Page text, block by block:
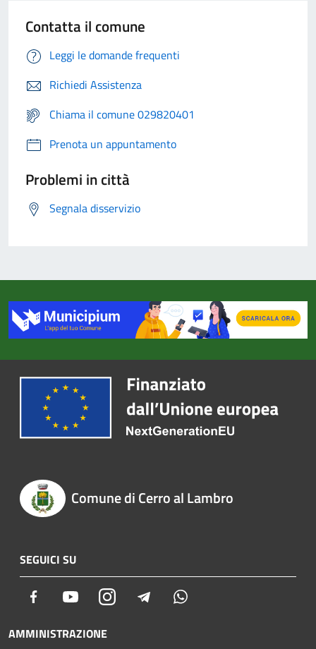
Contatta il comune
Leggi le domande frequenti
Richiedi Assistenza
Chiama il comune 029820401
Prenota un appuntamento
Problemi in città
Segnala disservizio
Comune di Cerro al Lambro
SEGUICI SU
Facebook YoutubeInstagram Telegram
AMMINISTRAZIONE